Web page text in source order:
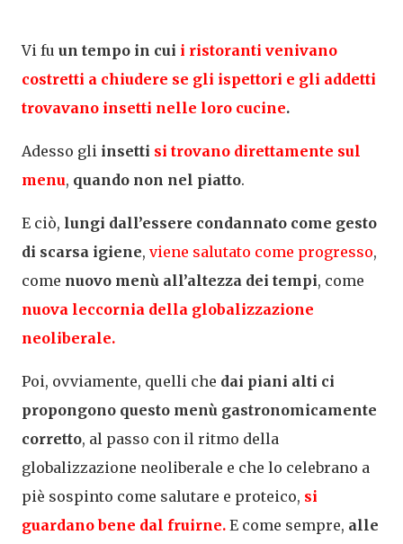
Vi fu un tempo in cui i ristoranti venivano
costretti a chiudere se gli ispettori e gli addetti
trovavano insetti nelle loro cucine.
Adesso gli insetti si trovano direttamente sul
menu, quando non nel piatto.
E ciò, lungi dall’essere condannato come gesto
di scarsa igiene, viene salutato come progresso,
come nuovo menù all’altezza dei tempi, come
nuova leccornia della globalizzazione
neoliberale.
Poi, ovviamente, quelli che dai piani alti ci
propongono questo menù gastronomicamente
corretto, al passo con il ritmo della
globalizzazione neoliberale e che lo celebrano a
piè sospinto come salutare e proteico, si
guardano bene dal fruirne. E come sempre, alle